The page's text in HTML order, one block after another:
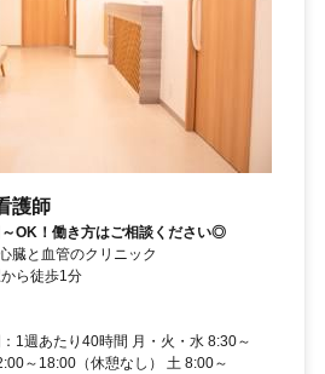
護師
OK！働き方はご相談ください◎
臓と血管のクリニック
ら徒歩1分
1週あたり40時間 月・火・水 8:30～
～18:00（休憩なし） 土 8:00～